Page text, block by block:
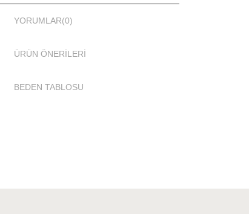
YORUMLAR(0)
ÜRÜN ÖNERILERI
BEDEN TABLOSU